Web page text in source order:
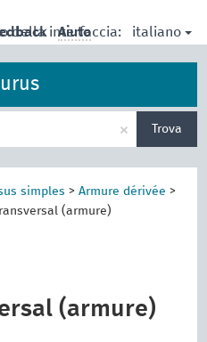
della interfaccia: italiano
Aiuto
× Trova
simples >Armure dérivée >
(armure)
(armure)